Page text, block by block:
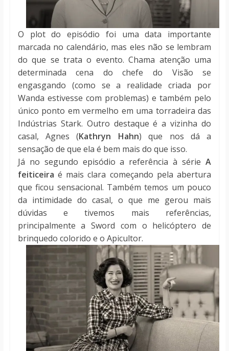
O plot do episódio foi uma data importante
marcada no calendário, mas eles não se lembram
do que se trata o evento. Chama atenção uma
determinada cena do chefe do Visão se
engasgando (como se a realidade criada por
Wanda estivesse com problemas) e também pelo
único ponto em vermelho em uma torradeira das
Indústrias Stark. Outro destaque é a vizinha do
casal, Agnes (Kathryn Hahn) que nos dá a
sensação de que ela é bem mais do que isso.
Já no segundo episódio a referência à sérieA
feiticeira é mais clara começando pela abertura
que ficou sensacional. Também temos um pouco
da intimidade do casal, o que me gerou mais
dúvidas e tivemos mais referências,
principalmente a Sword com o helicóptero de
brinquedo colorido e o Apicultor.